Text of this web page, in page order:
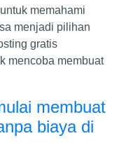
memahami
menjadi pilihan
gratis
mencoba membuat
membuat
biaya di